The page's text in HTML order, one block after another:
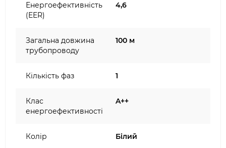
Енергоефективність
(EER)
4,6
Загальна довжина
трубопроводу
100 м
Кількість фаз 1
Клас
енергоефективності
A++
Колір Білий